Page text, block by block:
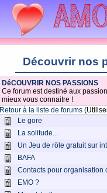
Découvrir nos
DéCOUVRIR NOS PASSIONS
Ce forum est destiné aux
mieux vous connaitre !
Retour à la liste de forums
Le gore
La solitude...
Un Jeu de rôle gratuit sur
BAFA
Contacts pour organisation
EMO ?